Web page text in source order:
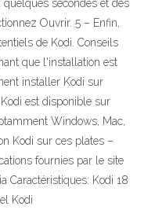
secondes et dès
Ouvrir. 5 – Enfin,
de Kodi. Conseils
que l'installation est
installer Kodi sur
est disponible sur
Windows, Mac,
Kodi sur ces plates –
fournies par le site
Caractéristiques: Kodi 18
Kodi